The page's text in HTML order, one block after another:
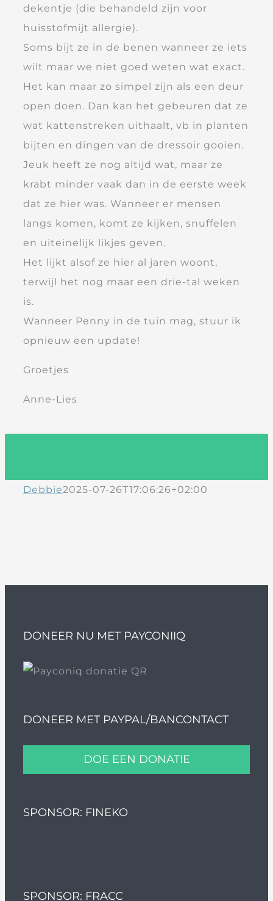
dekentje (die behandeld zijn voor
huisstofmijt allergie).
Soms bijt ze in de benen wanneer ze iets
wilt maar we niet goed weten wat exact.
Het kan maar zo simpel zijn als een deur
open doen. Dan kan het gebeuren dat ze
wat kattenstreken uithaalt, vb in planten
bijten en dingen van de dressoir gooien.
Jeuk heeft ze nog altijd wat, maar ze
krabt minder vaak dan in de eerste week
dat ze hier was. Wanneer er mensen
langs komen, komt ze kijken, snuffelen
en uiteinelijk likjes geven.
Het lijkt alsof ze hier al jaren woont,
terwijl het nog maar een drie-tal weken
is.
Wanneer Penny in de tuin mag, stuur ik
opnieuw een update!
Groetjes
Anne-Lies
Debbie2025-07-26T17:06:26+02:00
DONEER NU MET PAYCONIIQ
DONEER MET PAYPAL/BANCONTACT
DOE EEN DONATIE
SPONSOR: FINEKO
SPONSOR: FRACC